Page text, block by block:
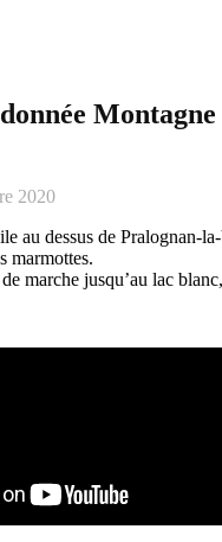
2020
au dessus de Pralognan-
marmottes.
marche jusqu’au lac